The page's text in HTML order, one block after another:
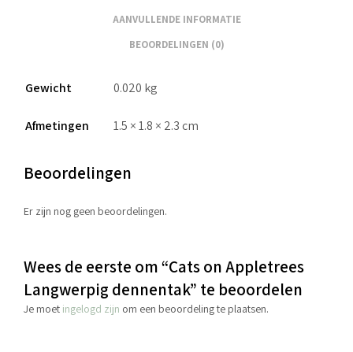
AANVULLENDE INFORMATIE
BEOORDELINGEN (0)
Gewicht 0.020 kg
Afmetingen 1.5 × 1.8 × 2.3 cm
Beoordelingen
Er zijn nog geen beoordelingen.
Wees de eerste om “Cats on Appletrees
Langwerpig dennentak” te beoordelen
Je moet ingelogd zijn om een beoordeling te plaatsen.